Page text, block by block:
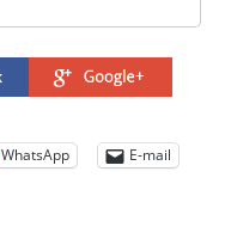
WhatsApp E-mail